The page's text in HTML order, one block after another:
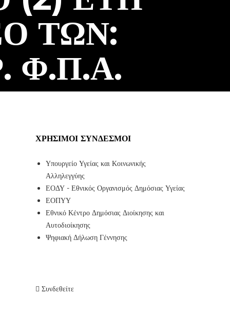
ΤΩΝ:
Φ.Π.Α.
ΧΡΉΣΙΜΟΙ ΣΎΝΔΕΣΜΟΙ
Υπουργείο Υγείας και Κοινωνικής
Αλληλεγγύης
ΕΟΔΥ - Εθνικός Οργανισμός Δημόσιας Υγείας
ΕΟΠΥΥ
Εθνικό Κέντρο Δημόσιας Διοίκησης και
Αυτοδιοίκησης
Ψηφιακή Δήλωση Γέννησης
Συνδεθείτε